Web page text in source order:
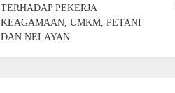
TERHADAP PEKERJA
KEAGAMAAN, UMKM, PETANI
DAN NELAYAN